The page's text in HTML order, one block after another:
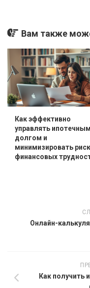
Вам также
Как эффективно
управлять ипотечным
долгом и
минимизировать
финансовых
Онлайн-
Как получить